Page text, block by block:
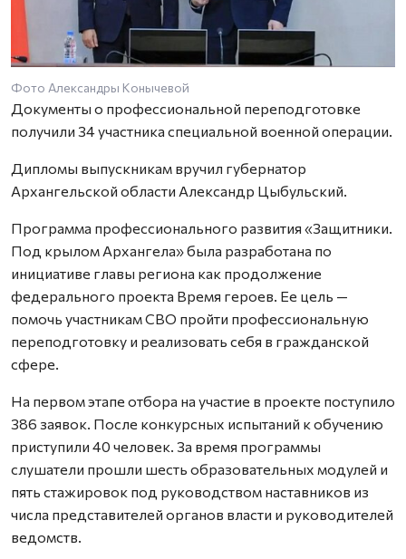
Фото Александры Конычевой
Документы о профессиональной переподготовке
получили 34 участника специальной военной операции.
Дипломы выпускникам вручил губернатор
Архангельской области Александр Цыбульский.
Программа профессионального развития «Защитники.
Под крылом Архангела» была разработана по
инициативе главы региона как продолжение
федерального проекта Время героев. Ее цель —
помочь участникам СВО пройти профессиональную
переподготовку и реализовать себя в гражданской
сфере.
На первом этапе отбора на участие в проекте поступило
386 заявок. После конкурсных испытаний к обучению
приступили 40 человек. За время программы
слушатели прошли шесть образовательных модулей и
пять стажировок под руководством наставников из
числа представителей органов власти и руководителей
ведомств.